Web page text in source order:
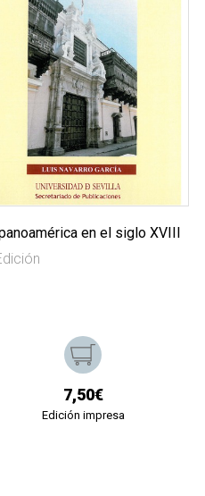
en el siglo XVIII
7,50€
Edición impresa